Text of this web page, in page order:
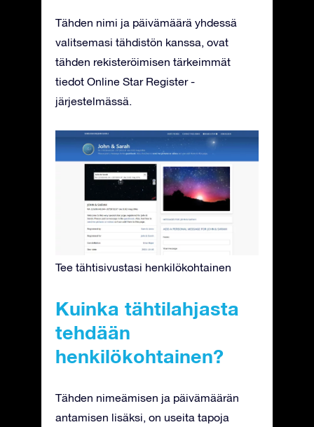
Tähden nimi ja päivämäärä yhdessä
valitsemasi tähdistön kanssa, ovat
tähden rekisteröimisen tärkeimmät
tiedot Online Star Register -
järjestelmässä.
Tee tähtisivustasi henkilökohtainen
Kuinka tähtilahjasta
tehdään
henkilökohtainen?
Tähden nimeämisen ja päivämäärän
antamisen lisäksi, on useita tapoja